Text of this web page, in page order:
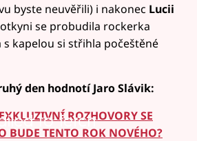
byste neuvěřili) i nakonec Lucii
se probudila rockerka
kapelou si střihla počeštěné
den hodnotí Jaro Slávik:
to fetchROZHOVORY SE
BUDE TENTO ROK NOVÉHO?